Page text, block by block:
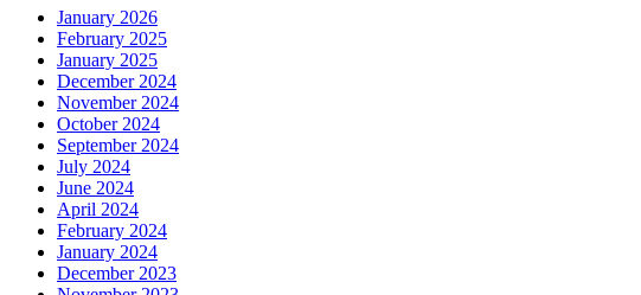
January 2026
February 2025
January 2025
December 2024
November 2024
October 2024
September 2024
July 2024
June 2024
April 2024
February 2024
January 2024
December 2023